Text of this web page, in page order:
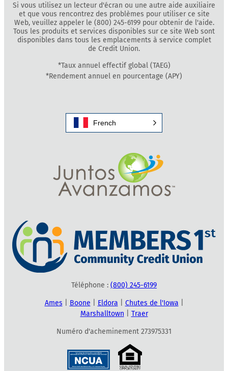
Si vous utilisez un lecteur d'écran ou une autre aide auxiliaire
et que vous rencontrez des problèmes pour utiliser ce site
Web, veuillez appeler le (800) 245-6199 pour obtenir de l'aide.
Tous les produits et services disponibles sur ce site Web sont
disponibles dans tous les emplacements à service complet
de Credit Union.
*Taux annuel effectif global (TAEG)
*Rendement annuel en pourcentage (APY)
French
Téléphone : (800) 245-6199
Ames Boone Eldora Chutes de l'Iowa
Marshalltown
Traer
Numéro d'acheminement 273975331